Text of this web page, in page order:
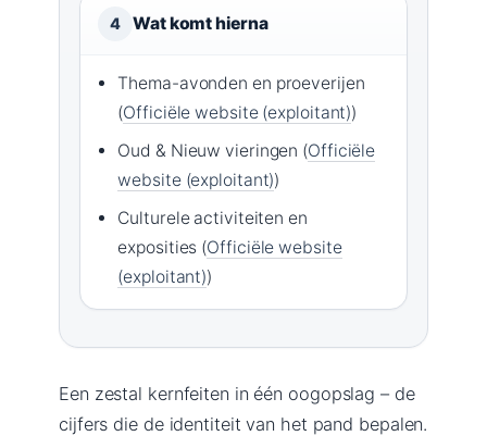
4 Wat komt hierna
Thema-avonden en proeverijen
(Officiële website (exploitant))
Oud & Nieuw vieringen (Officiële
website (exploitant))
Culturele activiteiten en
exposities (Officiële website
(exploitant))
Een zestal kernfeiten in één oogopslag – de
cijfers die de identiteit van het pand bepalen.